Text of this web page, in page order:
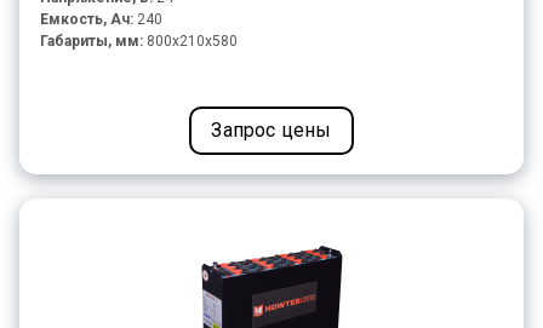
Емкость, Ач: 240
Габариты, мм: 800x210x580
Запрос цены